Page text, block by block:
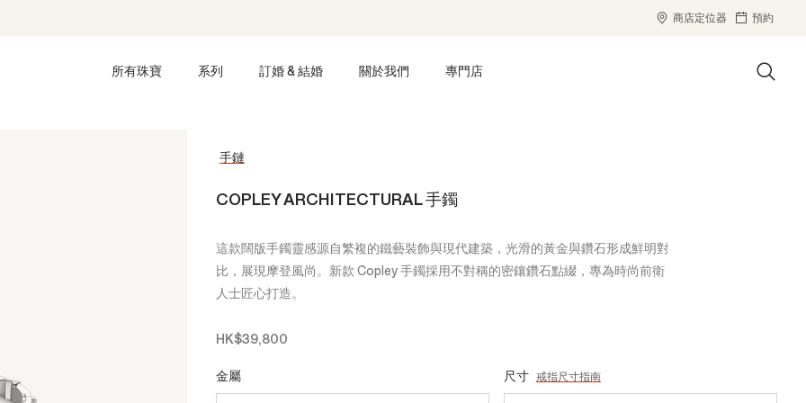
商店定位器 預約
所有珠寶 系列 訂婚 & 結婚 關於我們 專門店
手鏈
COPLEY ARCHITECTURAL 手鐲
這款闊版手鐲靈感源自繁複的鐵藝裝飾與現代建築，光滑的黃金與鑽石形成鮮明對
比，展現摩登風尚。新款 Copley 手鐲採用不對稱的密鑲鑽石點綴，專為時尚前衛
人士匠心打造。
HK$39,800
金屬 尺寸 戒指尺寸指南